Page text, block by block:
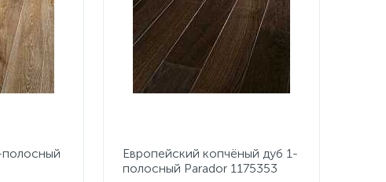
полосный
Европейский копчёный дуб 1-
полосный Parador 1175353